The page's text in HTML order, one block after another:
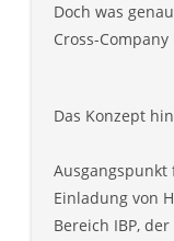
Doch was
Cross-Company
Das Konzept
Ausgangspunkt
Einladung von
Bereich IBP,